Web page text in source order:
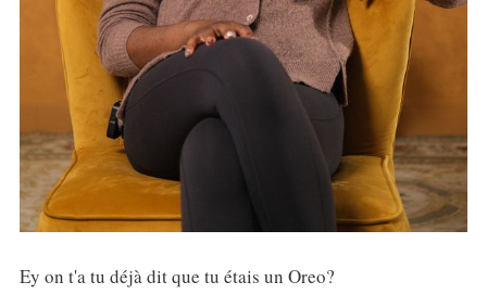
Ey on t'a tu déjà dit que tu étais un Oreo?